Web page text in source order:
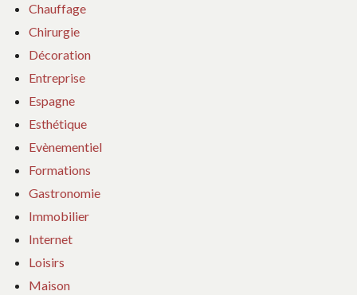
Chauffage
Chirurgie
Décoration
Entreprise
Espagne
Esthétique
Evènementiel
Formations
Gastronomie
Immobilier
Internet
Loisirs
Maison